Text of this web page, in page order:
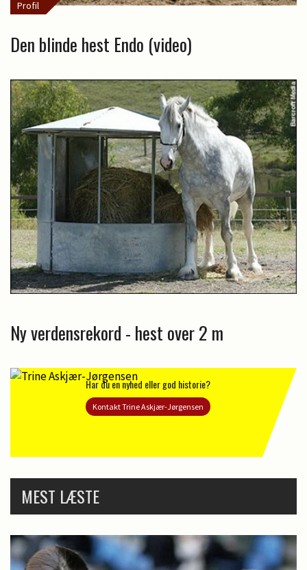
Profil
Den blinde hest Endo (video)
Ny verdensrekord - hest over 2 m
Har du en nyhed eller god historie?
Kontakt Trine Askjær-Jørgensen
MEST LÆSTE